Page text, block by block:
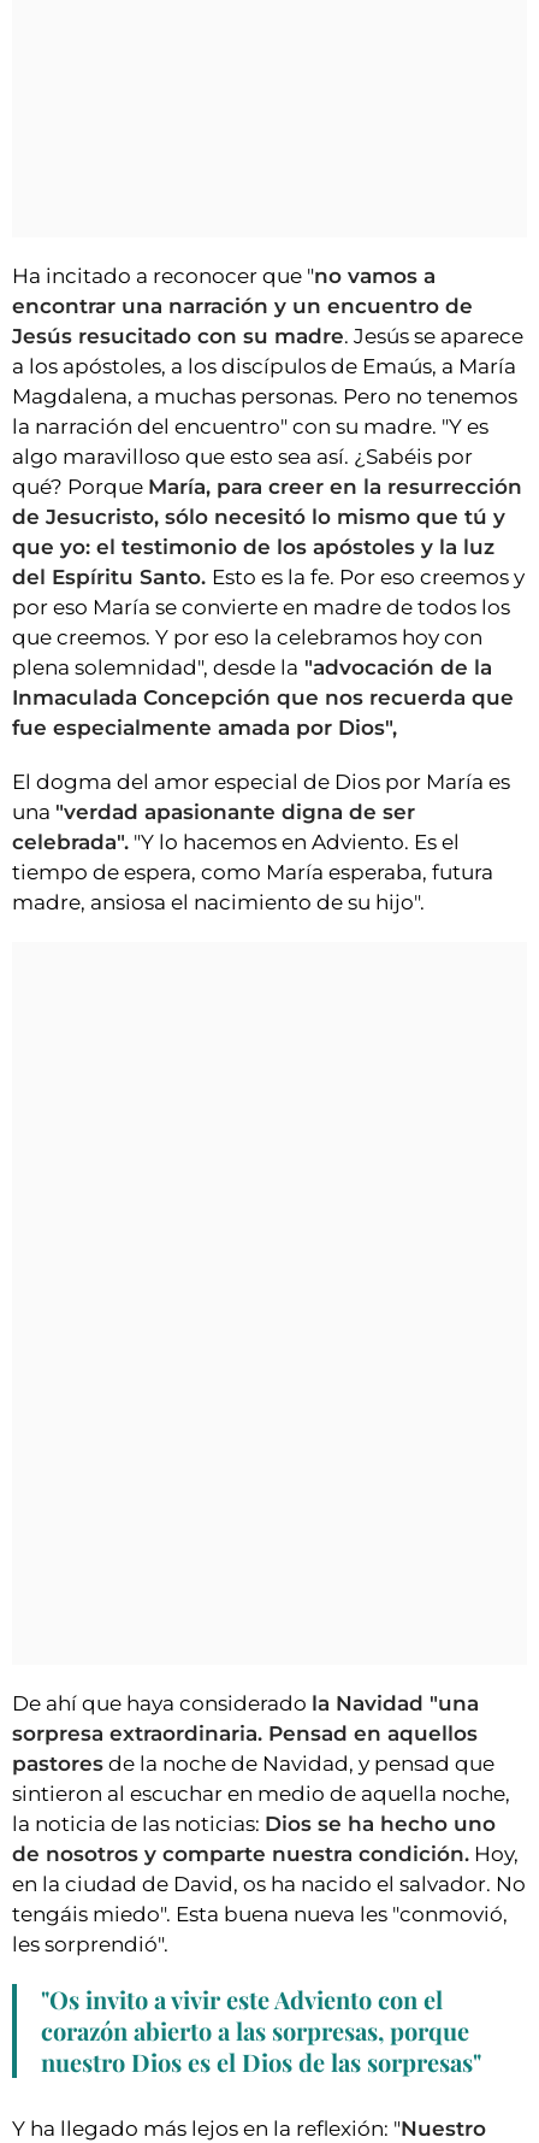
Ha incitado a reconocer que "no vamos a
encontrar una narración y un encuentro de
Jesús resucitado con su madre. Jesús se aparece
a los apóstoles, a los discípulos de Emaús, a María
Magdalena, a muchas personas. Pero no tenemos
la narración del encuentro" con su madre. "Y es
algo maravilloso que esto sea así. ¿Sabéis por
qué? Porque María, para creer en la resurrección
de Jesucristo, sólo necesitó lo mismo que tú y
que yo: el testimonio de los apóstoles y la luz
del Espíritu Santo. Esto es la fe. Por eso creemos y
por eso María se convierte en madre de todos los
que creemos. Y por eso la celebramos hoy con
plena solemnidad", desde la "advocación de la
Inmaculada Concepción que nos recuerda que
fue especialmente amada por Dios",
El dogma del amor especial de Dios por María es
una "verdad apasionante digna de ser
celebrada". "Y lo hacemos en Adviento. Es el
tiempo de espera, como María esperaba, futura
madre, ansiosa el nacimiento de su hijo".
De ahí que haya considerado la Navidad "una
sorpresa extraordinaria. Pensad en aquellos
pastores de la noche de Navidad, y pensad que
sintieron al escuchar en medio de aquella noche,
la noticia de las noticias: Dios se ha hecho uno
de nosotros y comparte nuestra condición. Hoy,
en la ciudad de David, os ha nacido el salvador. No
tengáis miedo". Esta buena nueva les "conmovió,
les sorprendió".
"Os invito a vivir este Adviento con el
corazón abierto a las sorpresas, porque
nuestro Dios es el Dios de las sorpresas"
Y ha llegado más lejos en la reflexión: "Nuestro